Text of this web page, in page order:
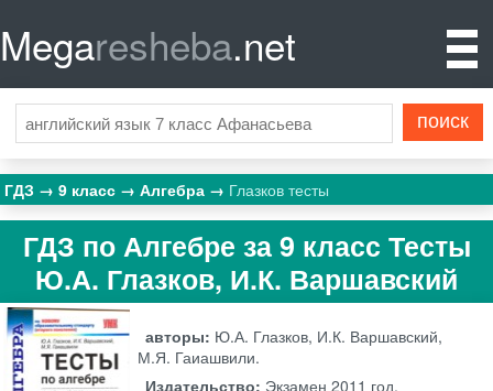
Megaresheba.net
ГДЗ 9 класс Алгебра Глазков тесты
ГДЗ по Алгебре за 9 класс Тесты
Ю.А. Глазков, И.К. Варшавский
авторы: Ю.А. Глазков, И.К. Варшавский,
М.Я. Гаиашвили.
Издательство: Экзамен 2011 год.